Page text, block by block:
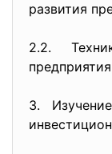
развития
2.2.
3.